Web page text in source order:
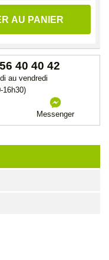
AU PANIER
40 40 42
au vendredi
16h30)
Messenger